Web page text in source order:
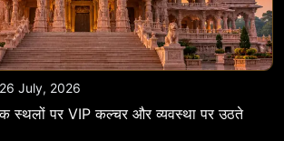
July, 2026
स्थलों पर VIP कल्चर और व्यवस्था पर उठते